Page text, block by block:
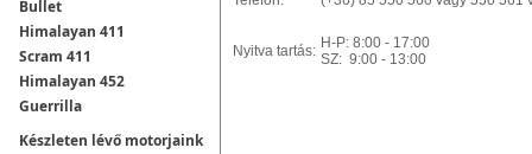
Bullet
Himalayan 411
Scram 411
Himalayan 452
Guerrilla
Készleten lévő motorjaink
Nyitva tartás: H-P: 8:00 - 17:00
SZ: 9:00 - 13:00